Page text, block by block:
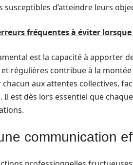
susceptibles d’atteindre leurs
fréquentes à éviter
est la capacité à apporter
régulières contribue à la
aux attentes collectives,
Il est dès lors essentiel que
communication